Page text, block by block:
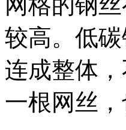
较高。低
连成整体
一根网丝